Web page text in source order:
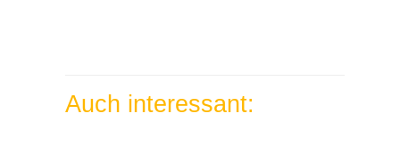
Auch interessant: